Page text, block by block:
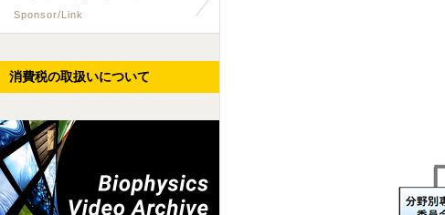
Sponsor/Link
消費税の取扱いについて